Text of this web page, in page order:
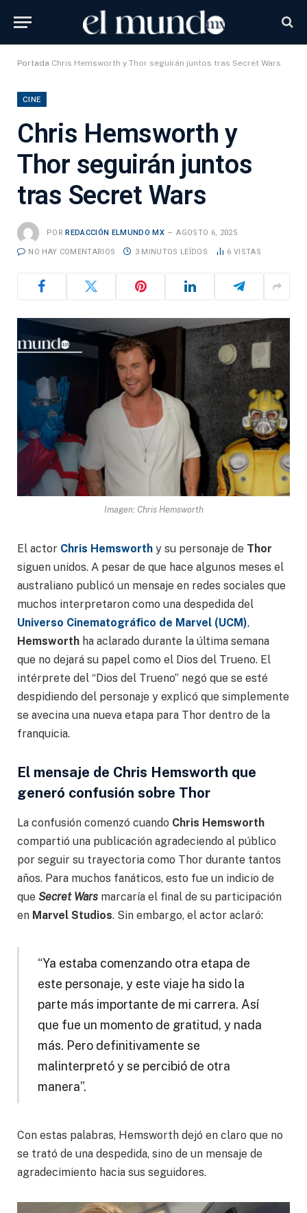
Portada Chris Hemsworth y Thor seguirán juntos tras Secret Wars
CINE
Chris Hemsworth y
Thor seguirán juntos
tras Secret Wars
POR REDACCIÓN ELMUNDO MX AGOSTO 6, 2025
NO HAY COMENTARIOS 3 MINUTOS LEÍDOS 6 VISTAS
Imagen: Chris Hemsworth
El actor Chris Hemsworth y su personaje de Thor
siguen unidos. A pesar de que hace algunos meses el
australiano publicó un mensaje en redes sociales que
muchos interpretaron como una despedida del
Universo Cinematográfico de Marvel (UCM),
Hemsworth ha aclarado durante la última semana
que no dejará su papel como el Dios del Trueno. El
intérprete del “Dios del Trueno” negó que se esté
despidiendo del personaje y explicó que simplemente
se avecina una nueva etapa para Thor dentro de la
franquicia.
El mensaje de Chris Hemsworth que
generó confusión sobre Thor
La confusión comenzó cuando Chris Hemsworth
compartió una publicación agradeciendo al público
por seguir su trayectoria como Thor durante tantos
años. Para muchos fanáticos, esto fue un indicio de
que Secret Wars marcaría el final de su participación
en Marvel Studios. Sin embargo, el actor aclaró:
“Ya estaba comenzando otra etapa de
este personaje, y este viaje ha sido la
parte más importante de mi carrera. Así
que fue un momento de gratitud, y nada
más. Pero definitivamente se
malinterpretó y se percibió de otra
manera”.
Con estas palabras, Hemsworth dejó en claro que no
se trató de una despedida, sino de un mensaje de
agradecimiento hacia sus seguidores.